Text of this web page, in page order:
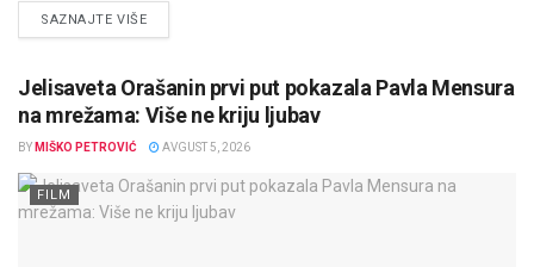
SAZNAJTE VIŠEDETAILS
Jelisaveta Orašanin prvi put pokazala Pavla Mensura
na mrežama: Više ne kriju ljubav
BY MIŠKO PETROVIĆ AVGUST 5, 2026
FILM